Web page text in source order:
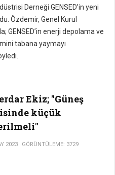
Derneği GENSED’in yeni
Özdemir, Genel Kurul
GENSED’in enerji depolama ve
tabana yaymayı
Ekiz; "Güneş
küçük
2023 GÖRÜNTÜLEME: 3729